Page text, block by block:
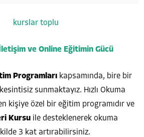
ve Online Eğitimin Gücü
Programları kapsamında, bire bir
sunmaktayız. Hızlı Okuma
kişiye özel bir eğitim programıdır ve
Kursu ile desteklenerek okuma
3 kat artırabilirsiniz.